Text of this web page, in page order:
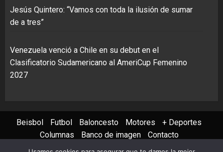
Jesús Quintero: “Vamos con toda la ilusión de sumar
de a tres”
Venezuela venció a Chile en su debut en el
Clasificatorio Sudamericano al AmeriCup Femenino
2027
Beisbol Futbol Baloncesto Motores
+ Deportes
Columnas
Banco de imagen Contacto